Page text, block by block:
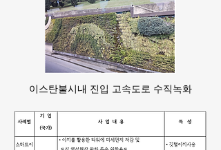
이스탄불시내 진입 고속도로 수직녹화